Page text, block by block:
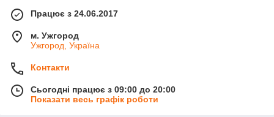
Працює з 24.06.2017
м. Ужгород
Ужгород, Україна
Контакти
Сьогодні працює з 09:00 до 20:00
Показати весь графік роботи